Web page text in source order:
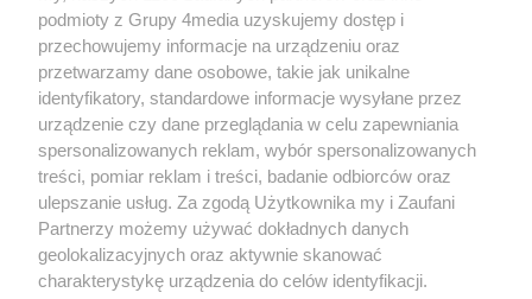
Redakcja Reklama Prywatność
Praca Łódź
the:protocol
podmioty z Grupy 4media uzyskujemy dostęp i
przechowujemy informacje na urządzeniu oraz
przetwarzamy dane osobowe, takie jak unikalne
identyfikatory, standardowe informacje wysyłane przez
urządzenie czy dane przeglądania w celu zapewniania
spersonalizowanych reklam, wybór spersonalizowanych
treści, pomiar reklam i treści, badanie odbiorców oraz
ulepszanie usług. Za zgodą Użytkownika my i Zaufani
Partnerzy możemy używać dokładnych danych
geolokalizacyjnych oraz aktywnie skanować
charakterystykę urządzenia do celów identyfikacji.